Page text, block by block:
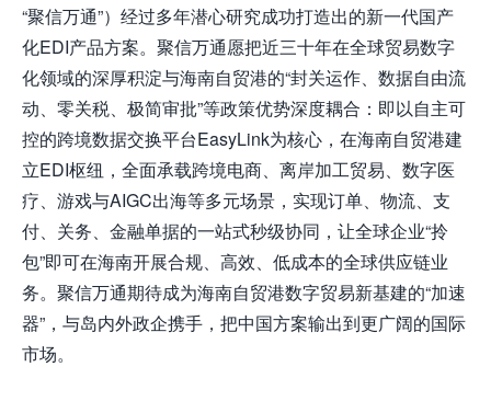
“聚信万通”）经过多年潜心研究成功打造出的新一代国产
化EDI产品方案。聚信万通愿把近三十年在全球贸易数字
化领域的深厚积淀与海南自贸港的“封关运作、数据自由流
动、零关税、极简审批”等政策优势深度耦合：即以自主可
控的跨境数据交换平台EasyLink为核心，在海南自贸港建
立EDI枢纽，全面承载跨境电商、离岸加工贸易、数字医
疗、游戏与AIGC出海等多元场景，实现订单、物流、支
付、关务、金融单据的一站式秒级协同，让全球企业“拎
包”即可在海南开展合规、高效、低成本的全球供应链业
务。聚信万通期待成为海南自贸港数字贸易新基建的“加速
器”，与岛内外政企携手，把中国方案输出到更广阔的国际
市场。